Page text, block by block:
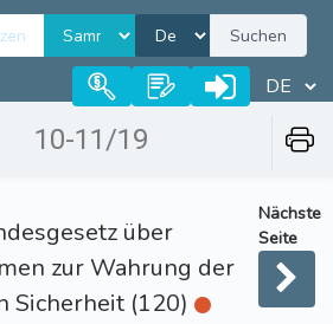
Suchen
10-11/19
über
zur Wahrung der
Sicherheit (120)
Nächste
Seite